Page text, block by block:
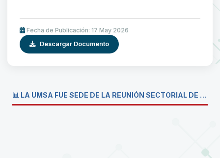
Fecha de Publicación: 17 May 2026
Descargar Documento
📊 LA UMSA FUE SEDE DE LA REUNIÓN SECTORIAL DE CARRERAS DE ECONOMÍA DEL SISTEMA DE LA UNIVERSIDAD BOLIVIANA💼